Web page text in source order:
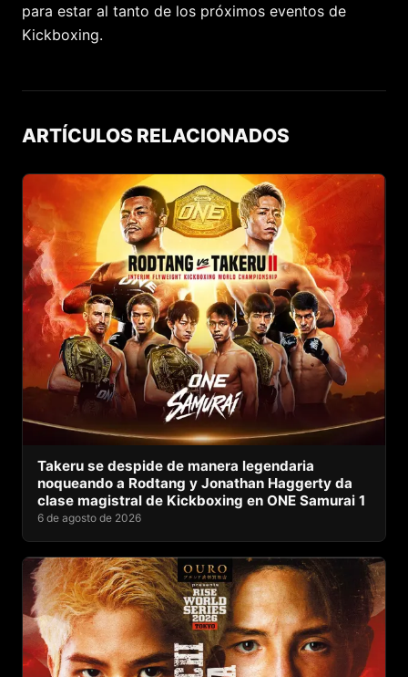
para estar al tanto de los próximos eventos de
Kickboxing.
ARTÍCULOS RELACIONADOS
Takeru se despide de manera legendaria
noqueando a Rodtang y Jonathan Haggerty da
clase magistral de Kickboxing en ONE Samurai 1
6 de agosto de 2026